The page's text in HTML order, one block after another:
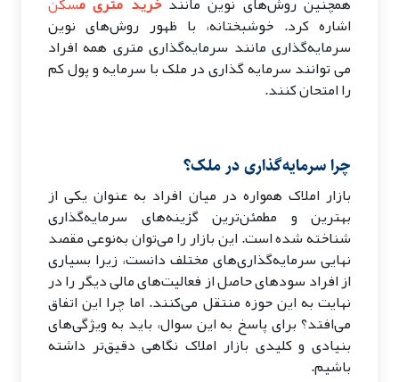
اشاره کرد. خوشبختانه، با ظهور روش‌های نوین
سرمایه‌گذاری مانند سرمایه‌گذاری متری همه افراد
می توانند سرمایه گذاری در ملک با سرمایه و پول کم
را امتحان کنند.
چرا سرمایه‌گذاری در ملک؟
بازار املاک همواره در میان افراد به عنوان یکی از
بهترین و مطمئن‌ترین گزینه‌های سرمایه‌گذاری
شناخته شده است. این بازار را می‌توان به‌نوعی مقصد
نهایی سرمایه‌گذاری‌های مختلف دانست، زیرا بسیاری
از افراد سودهای حاصل از فعالیت‌های مالی دیگر را در
نهایت به این حوزه منتقل می‌کنند. اما چرا این اتفاق
می‌افتد؟ برای پاسخ به این سوال، باید به ویژگی‌های
بنیادی و کلیدی بازار املاک نگاهی دقیق‌تر داشته
باشیم.